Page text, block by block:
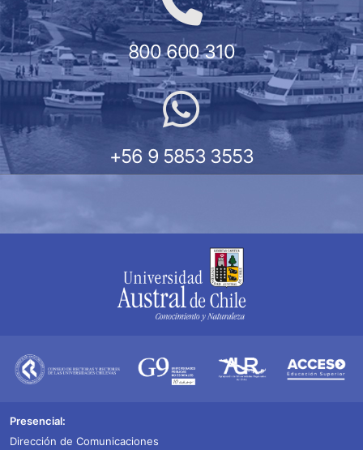
800 600 310
+56 9 5853 3553
Presencial:
Dirección de Comunicaciones